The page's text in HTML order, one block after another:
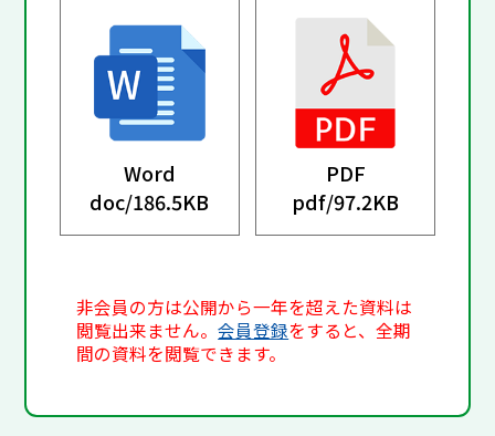
Word
doc/186.5KB
PDF
pdf/97.2KB
非会員の方は公開から一年を超えた資料は
閲覧出来ません。会員登録をすると、全期
間の資料を閲覧できます。